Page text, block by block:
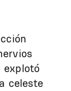
explotó
celeste